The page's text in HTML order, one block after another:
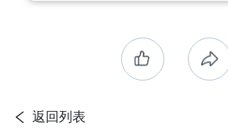
返回列表